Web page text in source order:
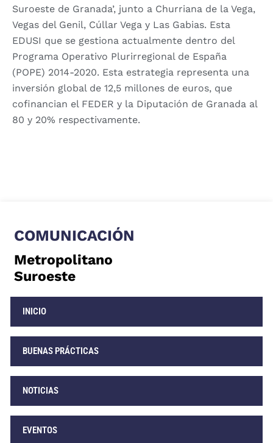
Suroeste de Granada’, junto a Churriana de la Vega,
Vegas del Genil, Cúllar Vega y Las Gabias. Esta
EDUSI que se gestiona actualmente dentro del
Programa Operativo Plurirregional de España
(POPE) 2014-2020. Esta estrategia representa una
inversión global de 12,5 millones de euros, que
cofinancian el FEDER y la Diputación de Granada al
80 y 20% respectivamente.
COMUNICACIÓN
Metropolitano
Suroeste
INICIO
BUENAS PRÁCTICAS
NOTICIAS
EVENTOS